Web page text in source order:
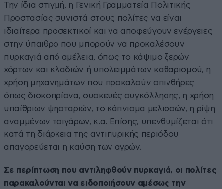
Την ίδια στιγμή, η Γενική Γραμματεία Πολιτικής
Προστασίας συνιστά στους πολίτες να είναι
ιδιαίτερα προσεκτικοί και να αποφεύγουν ενέργειες
στην ύπαιθρο που μπορούν να προκαλέσουν
πυρκαγιά από αμέλεια, όπως το κάψιμο ξερών
χόρτων και κλαδιών ή υπολειμμάτων καθαρισμού, η
χρήση μηχανημάτων που προκαλούν σπινθήρες
όπως δισκοπρίονα, συσκευές συγκόλλησης, η χρήση
υπαίθριων ψησταριών, το κάπνισμα μελισσών, η ρίψη
αναμμένων τσιγάρων, κ.α. Επίσης, υπενθυμίζεται ότι
κατά τη διάρκεια της αντιπυρικής περιόδου
απαγορεύεται η καύση των αγρών.
Σε περίπτωση που αντιληφθούν πυρκαγιά, οι πολίτες
παρακαλούνται να ειδοποιήσουν αμέσως την